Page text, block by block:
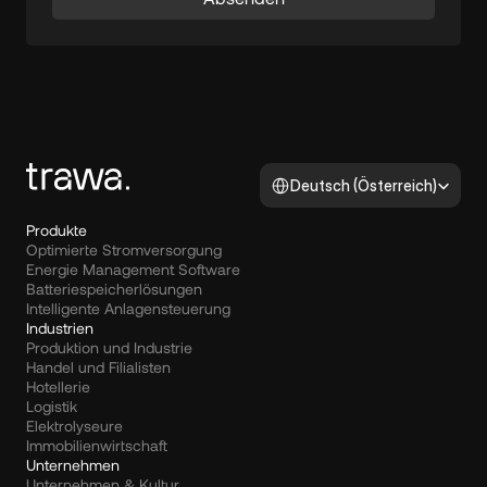
Select Language
Deutsch (Österreich)
Produkte
Optimierte Stromversorgung
Energie Management Software
Batteriespeicherlösungen
Intelligente Anlagensteuerung
Industrien
Produktion und Industrie
Handel und Filialisten
Hotellerie
Logistik
Elektrolyseure
Immobilienwirtschaft
Unternehmen